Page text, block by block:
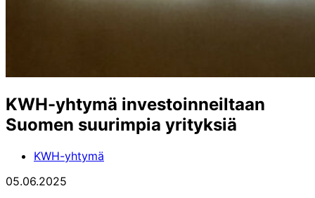
KWH-yhtymä investoinneiltaan
Suomen suurimpia yrityksiä
KWH-yhtymä
05.06.2025